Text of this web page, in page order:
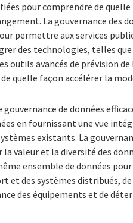
pour comprendre de
La gouvernance des
permettre aux services
des technologies, telles que
outils avancés de prévision de
quelle façon accélérer la
gouvernance de données
en fournissant une vue
existants. La
valeur et la diversité des
ensemble de données
et des systèmes distribués,
des équipements et de